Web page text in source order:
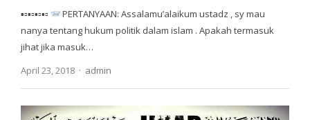
▪▫▪▫▪▫▪▫
PERTANYAAN: Assalamu’alaikum ustadz , sy mau
nanya tentang hukum politik dalam islam . Apakah termasuk
jihat jika masuk…
April 23, 2018
Author
admin